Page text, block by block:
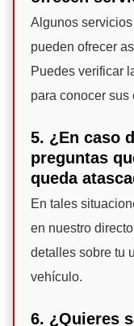
Algunos
pueden ofrecer
Puedes verificar
para conocer
5. ¿En caso
preguntas
queda
En tales
en nuestro
detalles sobre tu
vehículo.
6. ¿Quieres